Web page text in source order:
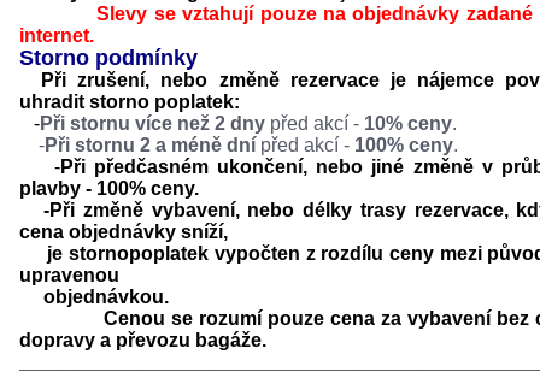
Slevy se vztahují pouze na objednávky zadané
internet.
Storno podmínky
Při zrušení, nebo změně rezervace je nájemce
uhradit storno poplatek:
-Při stornu více než 2 dny před akcí - 10% ceny.
-Při stornu 2 a méně dní před akcí - 100% ceny.
-Při předčasném ukončení, nebo jiné změně v
plavby - 100% ceny.
-Při změně vybavení, nebo délky trasy rezervace,
cena objednávky sníží,
je stornopoplatek vypočten z rozdílu ceny mezi
upravenou
objednávkou.
Cenou se rozumí pouze cena za vybavení bez
dopravy a převozu bagáže.